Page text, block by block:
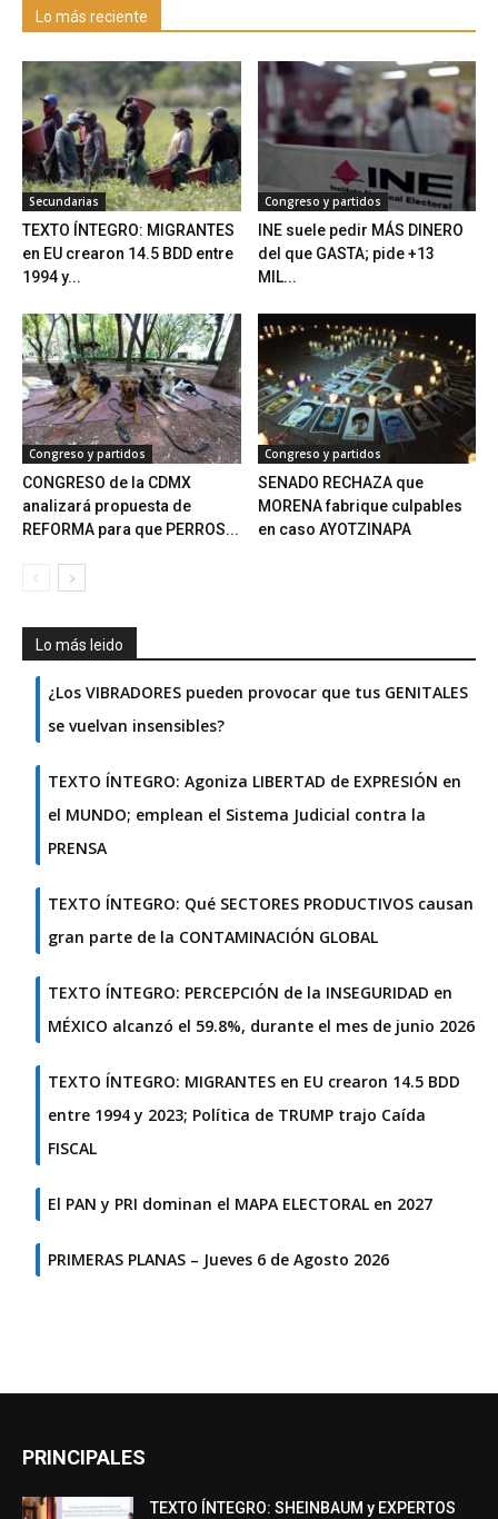
Lo más reciente
Secundarias
TEXTO ÍNTEGRO: MIGRANTES
en EU crearon 14.5 BDD entre
1994 y...
Congreso y partidos
INE suele pedir MÁS DINERO
del que GASTA; pide +13
MIL...
Congreso y partidos
CONGRESO de la CDMX
analizará propuesta de
REFORMA para que PERROS...
Congreso y partidos
SENADO RECHAZA que
MORENA fabrique culpables
en caso AYOTZINAPA
Lo más leido
¿Los VIBRADORES pueden provocar que tus GENITALES
se vuelvan insensibles?
TEXTO ÍNTEGRO: Agoniza LIBERTAD de EXPRESIÓN en
el MUNDO; emplean el Sistema Judicial contra la
PRENSA
TEXTO ÍNTEGRO: Qué SECTORES PRODUCTIVOS causan
gran parte de la CONTAMINACIÓN GLOBAL
TEXTO ÍNTEGRO: PERCEPCIÓN de la INSEGURIDAD en
MÉXICO alcanzó el 59.8%, durante el mes de junio 2026
TEXTO ÍNTEGRO: MIGRANTES en EU crearon 14.5 BDD
entre 1994 y 2023; Política de TRUMP trajo Caída
FISCAL
El PAN y PRI dominan el MAPA ELECTORAL en 2027
PRIMERAS PLANAS – Jueves 6 de Agosto 2026
PRINCIPALES
TEXTO ÍNTEGRO: SHEINBAUM y EXPERTOS